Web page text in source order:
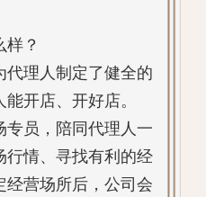
？
代理人制定了健全的
开店、开好店。
专员，陪同代理人一
行情、寻找有利的经
经营场所后，公司会